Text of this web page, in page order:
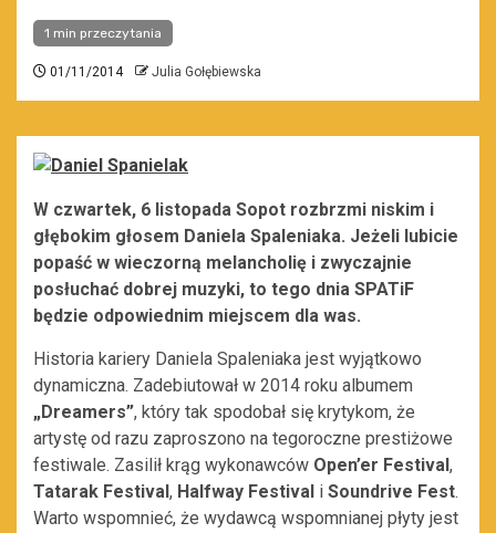
1 min przeczytania
01/11/2014 Julia Gołębiewska
W czwartek, 6 listopada Sopot rozbrzmi niskim i
głębokim głosem Daniela Spaleniaka. Jeżeli lubicie
popaść w wieczorną melancholię i zwyczajnie
posłuchać dobrej muzyki, to tego dnia SPATiF
będzie odpowiednim miejscem dla was.
Historia kariery Daniela Spaleniaka jest wyjątkowo
dynamiczna. Zadebiutował w 2014 roku albumem
„Dreamers”, który tak spodobał się krytykom, że
artystę od razu zaproszono na tegoroczne prestiżowe
festiwale. Zasilił krąg wykonawców Open’er Festival ,
Tatarak Festival , Halfway Festival i Soundrive Fest.
Warto wspomnieć, że wydawcą wspomnianej płyty jest